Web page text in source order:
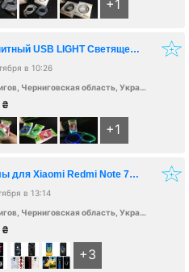
+1
Магнитный USB LIGHT Светящейся Шнур-Зарядка Для IPhone И Android
в 10:26
Чернигов, Черниговская область, Украина, 14000
₴
+1
Чехлы для Xiaomi Redmi Note 7, Redmi Note 8 Pro, Redmi Note 9
в 13:14
Чернигов, Черниговская область, Украина, 14000
₴
+3